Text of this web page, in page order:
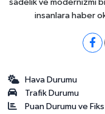
sadelik ve modernizmi
insanlara haber
Hava Durumu
Trafik Durumu
Puan Durumu ve